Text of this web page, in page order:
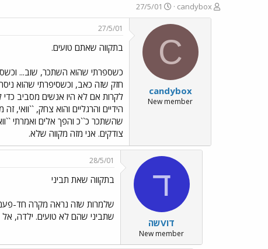
פ
ו
candybox
פ
ו
ר
ם
ב
א
ר
י
27/5/01
C
candybox
New member
27/5/01
בתקווה שאתם טועים.
כשספרתי שהוא השתכר, שוב...
חזק שזה כאב, וכשסיפרתי שהוא
לקרות אם לא היו אנשים מסביב כדי
הידיים והרגליים והוא צחק, ``וואי,
שהשתכר כ``כ והפך אלים ואמרתי
צודקים. אני מזה מקווה שלא.
ד
דוVשה
New member
28/5/01
בתקווה שאת תביני
שלמרות שזה נראה מקרה חד-
שתביני שהם לא טועים. ילדה, אל